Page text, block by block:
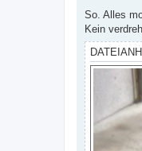
So. Alles
Kein